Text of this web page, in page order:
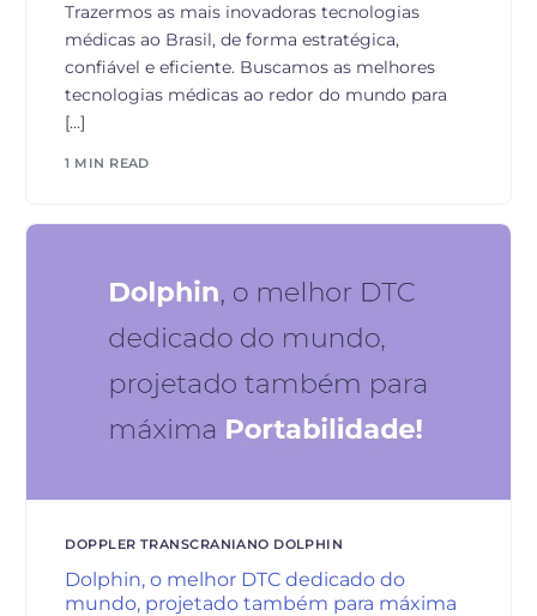
Trazermos as mais inovadoras tecnologias
médicas ao Brasil, de forma estratégica,
confiável e eficiente. Buscamos as melhores
tecnologias médicas ao redor do mundo para
[…]
1 MIN READ
DOPPLER TRANSCRANIANO DOLPHIN
Dolphin, o melhor DTC dedicado do
mundo, projetado também para máxima